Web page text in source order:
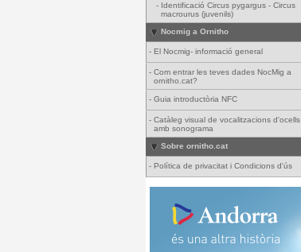
- Identificació Circus pygargus - Circus
macrourus (juvenils)
Nocmig a Ornitho
- El Nocmig- informació general
- Com entrar les teves dades NocMig a
ornitho.cat?
- Guia introductòria NFC
- Catàleg visual de vocalitzacions d'ocells
amb sonograma
Sobre ornitho.cat
- Política de privacitat i Condicions d'ús